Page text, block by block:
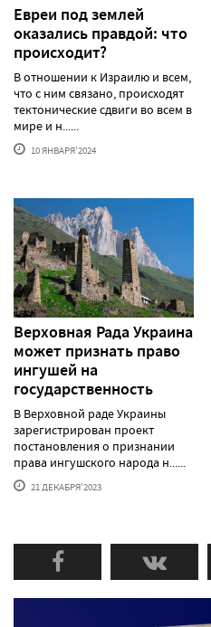
Евреи под землей
оказались правдой: что
происходит?
В отношении к Израилю и всем,
что с ним связано, происходят
тектонические сдвиги во всем в
мире и н......
10 ЯНВАРЯ'2024
Верховная Рада Украина
может признать право
ингушей на
государственность
В Верховной раде Украины
зарегистрирован проект
постановления о признании
права ингушского народа н......
21 ДЕКАБРЯ'2023